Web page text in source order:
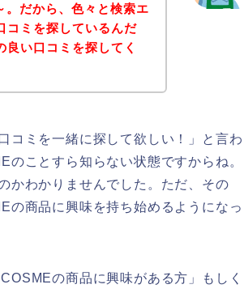
。だから、色々と検索エ
コミを探しているんだ
い口コミを探してく
コミを一緒に探して欲しい！」と言わ
ことすら知らない状態ですからね。
かわかりませんでした。ただ、その
の商品に興味を持ち始めるようになっ
の商品に興味がある方」もしく